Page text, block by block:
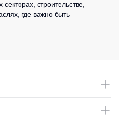
строительстве,
где важно быть